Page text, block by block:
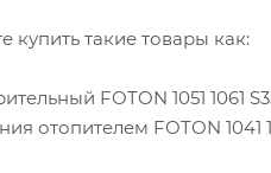
купить такие товары как:
FOTON 1051 1061
отопителем FOTON 1041